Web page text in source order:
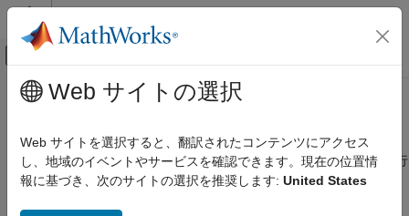
コンテンツへスキップ
オフキャンバス ナビゲーション メ
ドキュメンテーションのホーム
Symbolic Math Toolbox
MATLAB におけるシンボリック計算
メインコンテンツ
syms
シンボリック スカラー変数、シンボリック関数、シンボリック行
列変数、シンボリック行列関数の作成
Web サイトの選択
Web サイトを選択すると、翻訳されたコンテンツにアクセス
し、地域のイベントやサービスを確認できます。現在の位置情
報に基づき、次のサイトの選択を推奨します: United States